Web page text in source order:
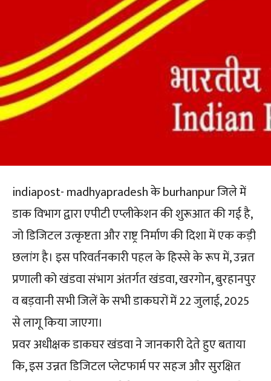
indiapost- madhyapradesh के burhanpur जिले में
डाक विभाग द्वारा एपीटी एप्लीकेशन की शुरूआत की गई है,
जो डिजिटल उत्कृष्टता और राष्ट्र निर्माण की दिशा में एक कड़ी
छलांग है। इस परिवर्तनकारी पहल के हिस्से के रूप में, उन्नत
प्रणाली को खंडवा संभाग अंतर्गत खंडवा, खरगोन, बुरहानपुर
व बड़वानी सभी जिलें के सभी डाकघरों में 22 जुलाई, 2025
से लागू किया जाएगा।
प्रवर अधीक्षक डाकघर खंडवा ने जानकारी देते हुए बताया
कि, इस उन्नत डिजिटल प्लेटफार्म पर सहज और सुरक्षित